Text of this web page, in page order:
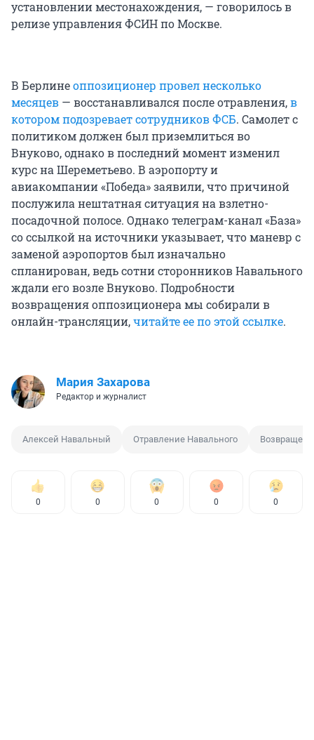
установлении местонахождения, — говорилось в
релизе управления ФСИН по Москве.
В Берлинеоппозиционер провел несколько
месяцев — восстанавливался после отравления,в
котором подозревает сотрудников ФСБ. Самолет с
политиком должен был приземлиться во
Внуково, однако в последний момент изменил
курс на Шереметьево. В аэропорту и
авиакомпании «Победа» заявили, что причиной
послужила нештатная ситуация на взлетно-
посадочной полосе. Однако телеграм-канал «База»
со ссылкой на источники указывает, что маневр с
заменой аэропортов был изначально
спланирован, ведь сотни сторонников Навального
ждали его возле Внуково. Подробности
возвращения оппозиционера мы собирали в
онлайн-трансляции,читайте ее по этой ссылке.
Мария Захарова
Редактор и журналист
Алексей Навальный Отравление Навального
0 0 0 0 0